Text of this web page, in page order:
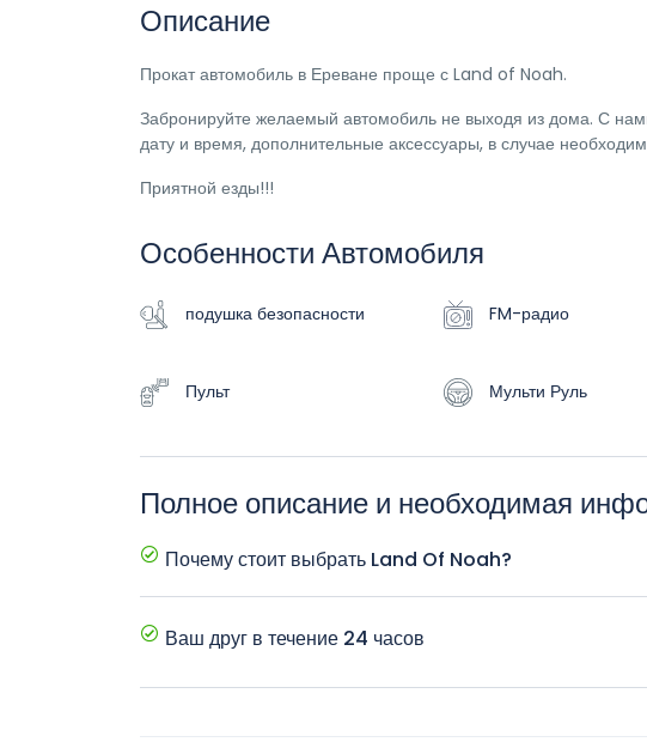
Описание
Прокат автомобиль в Ереване проще с Land of Noah.
Забронируйте желаемый автомобиль не выходя из дома. С
дату и время, дополнительные аксессуары, в случае
Приятной езды!!!
Особенности Автомобиля
подушка безопасности FM-радио
Пульт Мульти Руль
Полное описание и необходимая
Почему стоит выбрать Land Of Noah?
Ваш друг в течение 24 часов
Компания круглосуточно заботится о своих потребителях.